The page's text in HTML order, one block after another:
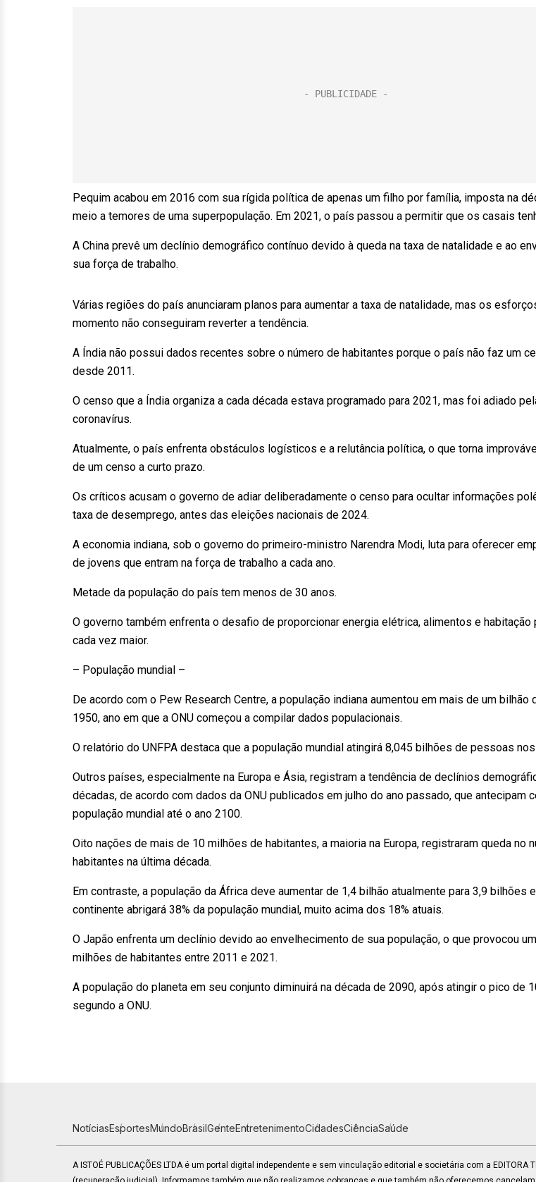
Pequim acabou em 2016 com sua rígida política de apenas um filho por família, imposta na
meio a temores de uma superpopulação. Em 2021, o país passou a permitir que os casais
A China prevê um declínio demográfico contínuo devido à queda na taxa de natalidade e ao
sua força de trabalho.
Várias regiões do país anunciaram planos para aumentar a taxa de natalidade, mas os
momento não conseguiram reverter a tendência.
A Índia não possui dados recentes sobre o número de habitantes porque o país não faz um
desde 2011.
O censo que a Índia organiza a cada década estava programado para 2021, mas foi adiado
coronavírus.
Atualmente, o país enfrenta obstáculos logísticos e a relutância política, o que torna
de um censo a curto prazo.
Os críticos acusam o governo de adiar deliberadamente o censo para ocultar informações
taxa de desemprego, antes das eleições nacionais de 2024.
A economia indiana, sob o governo do primeiro-ministro Narendra Modi, luta para oferecer
de jovens que entram na força de trabalho a cada ano.
Metade da população do país tem menos de 30 anos.
O governo também enfrenta o desafio de proporcionar energia elétrica, alimentos e habitação
cada vez maior.
– População mundial –
De acordo com o Pew Research Centre, a população indiana aumentou em mais de um
1950, ano em que a ONU começou a compilar dados populacionais.
O relatório do UNFPA destaca que a população mundial atingirá 8,045 bilhões de pessoas
Outros países, especialmente na Europa e Ásia, registram a tendência de declínios
décadas, de acordo com dados da ONU publicados em julho do ano passado, que antecipam
população mundial até o ano 2100.
Oito nações de mais de 10 milhões de habitantes, a maioria na Europa, registraram queda no
habitantes na última década.
Em contraste, a população da África deve aumentar de 1,4 bilhão atualmente para 3,9 bilhões
continente abrigará 38% da população mundial, muito acima dos 18% atuais.
O Japão enfrenta um declínio devido ao envelhecimento de sua população, o que provocou
milhões de habitantes entre 2011 e 2021.
A população do planeta em seu conjunto diminuirá na década de 2090, após atingir o pico de
segundo a ONU.
NotíciasEsportesMundoBrasilGenteEntretenimentoCidadesCiênciaSaúde
A ISTOÉ PUBLICAÇÕES LTDA é um portal digital independente e sem vinculação editorial e societária com a EDITORA